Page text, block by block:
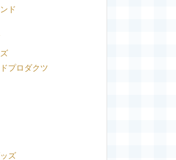
ド
プロダクツ
ズ